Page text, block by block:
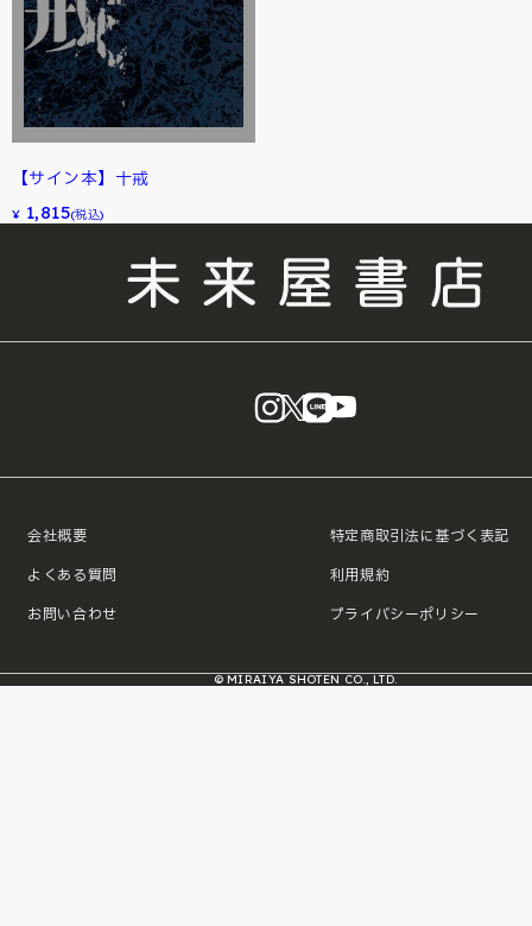
【サイン本】十戒
¥ 1,815(税込)
instagram
X LINE
会社概要
よくある質問
お問い合わせ
特定商取引法に基づく表記
利用規約
プライバシーポリシー
© MIRAIYA SHOTEN CO., LTD.